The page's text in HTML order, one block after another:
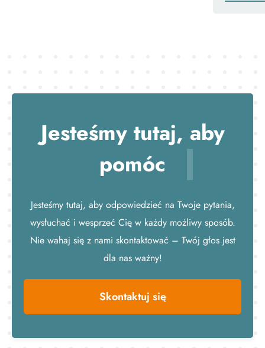
Jesteśmy tutaj, aby
pomóc
Jesteśmy tutaj, aby odpowiedzieć na Twoje pytania,
wysłuchać i wesprzeć Cię w każdy możliwy sposób.
Nie wahaj się z nami skontaktować – Twój głos jest
dla nas ważny!
Skontaktuj się